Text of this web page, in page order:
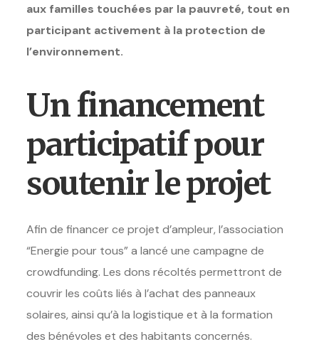
aux familles touchées par la pauvreté, tout en
participant activement à la protection de
l’environnement.
Un financement
participatif pour
soutenir le projet
Afin de financer ce projet d’ampleur, l’association
“Energie pour tous” a lancé une campagne de
crowdfunding. Les dons récoltés permettront de
couvrir les coûts liés à l’achat des panneaux
solaires, ainsi qu’à la logistique et à la formation
des bénévoles et des habitants concernés.